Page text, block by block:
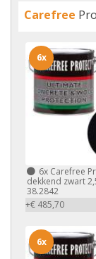
Carefree
6x Carefree
dekkend zwart
38.2842
+€ 485,70
6x
6x